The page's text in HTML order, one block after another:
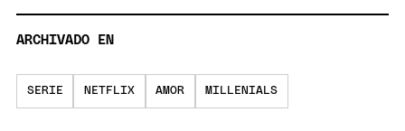
ARCHIVADO EN
SERIE NETFLIX AMOR MILLENIALS